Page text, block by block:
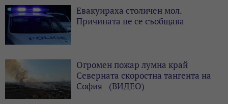
Евакуираха столичен мол.
Причината не се съобщава
Огромен пожар лумна край
Северната скоростна тангента на
София - (ВИДЕО)